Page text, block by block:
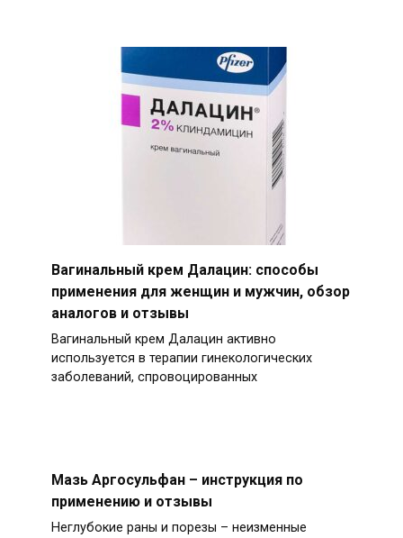
Вагинальный крем Далацин: способы
применения для женщин и мужчин, обзор
аналогов и отзывы
Вагинальный крем Далацин активно
используется в терапии гинекологических
заболеваний, спровоцированных
Мазь Аргосульфан – инструкция по
применению и отзывы
Неглубокие раны и порезы – неизменные